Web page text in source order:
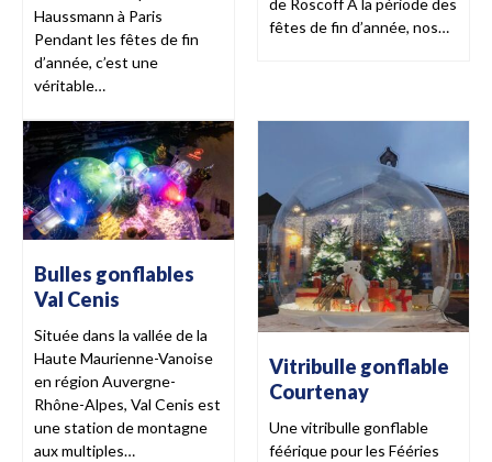
Haussmann à Paris
Pendant les fêtes de fin
d’année, c’est une
véritable…
de Roscoff À la période des
fêtes de fin d’année, nos…
Bulles gonflables
Val Cenis
Située dans la vallée de la
Haute Maurienne-Vanoise
en région Auvergne-
Rhône-Alpes, Val Cenis est
une station de montagne
aux multiples…
Vitribulle gonflable
Courtenay
Une vitribulle gonflable
féérique pour les Fééries